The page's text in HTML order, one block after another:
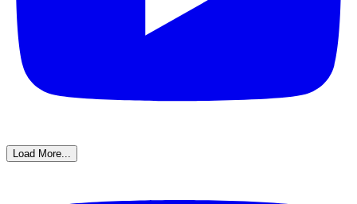
Load More...